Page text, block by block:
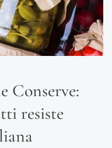
Conserve:
resiste